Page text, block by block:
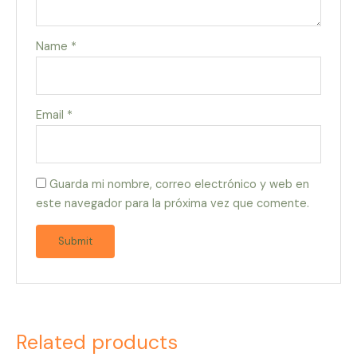
Name *
Email *
Guarda mi nombre, correo electrónico y web en
este navegador para la próxima vez que comente.
Related products